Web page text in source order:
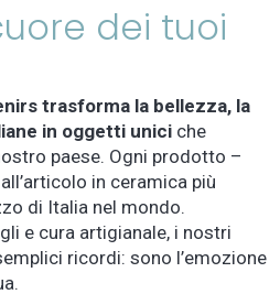
dei tuoi
trasforma la bellezza, la
in oggetti unici che
paese. Ogni prodotto –
in ceramica più
di Italia nel mondo.
e cura artigianale, i nostri
ricordi: sono l’emozione